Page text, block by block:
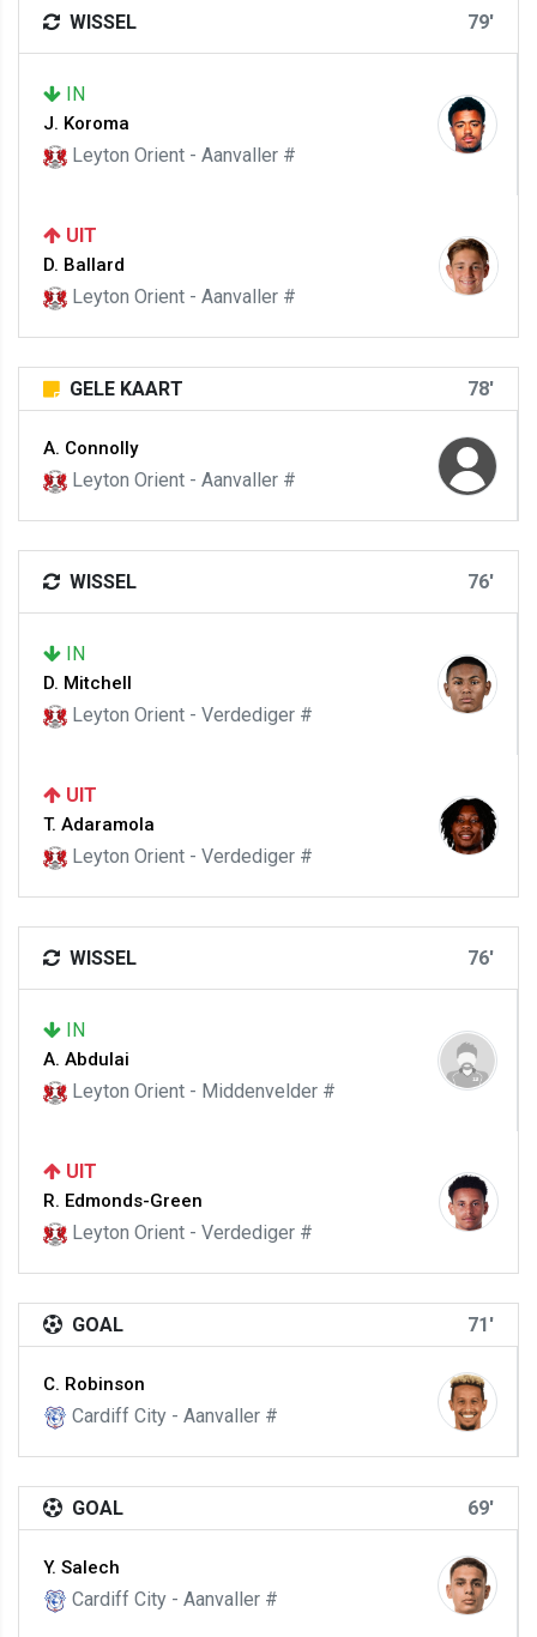
WISSEL 79'
IN
J. Koroma
Leyton Orient - Aanvaller #
UIT
D. Ballard
Leyton Orient - Aanvaller #
GELE KAART 78'
A. Connolly
Leyton Orient - Aanvaller #
WISSEL 76'
IN
D. Mitchell
Leyton Orient - Verdediger #
UIT
T. Adaramola
Leyton Orient - Verdediger #
WISSEL 76'
IN
A. Abdulai
Leyton Orient - Middenvelder #
UIT
R. Edmonds-Green
Leyton Orient - Verdediger #
GOAL 71'
C. Robinson
Cardiff City - Aanvaller #
GOAL 69'
Y. Salech
Cardiff City - Aanvaller #